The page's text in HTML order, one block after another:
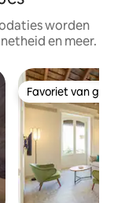
worden
en meer.
Favoriet van
Favoriet van